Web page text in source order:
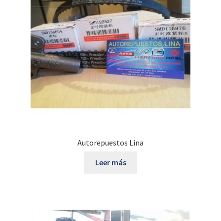
Autorepuestos Lina
Leer más